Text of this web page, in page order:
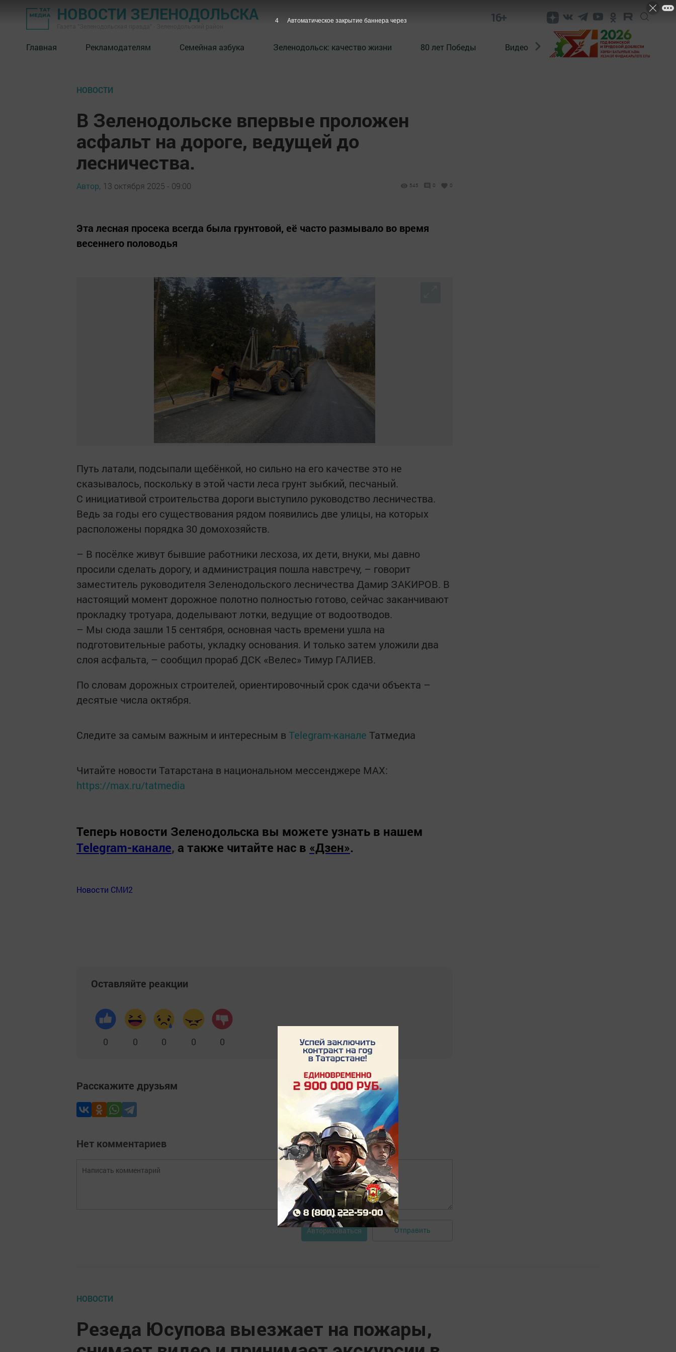
НОВОСТИ ЗЕЛЕНОДОЛЬСКА 16+
Главная Рекламодателям Семейная азбука ⁠Зеленодольск: качество жизни 80 лет Победы Видео Конкурсы ЭтноДети
НОВОСТИ
В Зеленодольске впервые проложен
асфальт на дороге, ведущей до
лесничества.
Автор, 13 октября 2025 - 09:00 545 0 0
Эта лесная просека всегда была грунтовой, её часто размывало во время
весеннего половодья
Путь латали, подсыпали щебёнкой, но сильно на его качестве это не
сказывалось, поскольку в этой части леса грунт зыбкий, песчаный.
С инициативой строительства дороги выступило руководство лесничества.
Ведь за годы его существования рядом появились две улицы, на которых
расположены порядка 30 домохозяйств.
– В посёлке живут бывшие работники лесхоза, их дети, внуки, мы давно
просили сделать дорогу, и администрация пошла навстречу, – говорит
заместитель руководителя Зеленодольского лесничества Дамир ЗАКИРОВ. В
настоящий момент дорожное полотно полностью готово, сейчас заканчивают
прокладку тротуара, доделывают лотки, ведущие от водоотводов.
– Мы сюда зашли 15 сентября, основная часть времени ушла на
подготовительные работы, укладку основания. И только затем уложили два
слоя асфальта, – сообщил прораб ДСК «Велес» Тимур ГАЛИЕВ.
По словам дорожных строителей, ориентировочный срок сдачи объекта –
десятые числа октября.
Следите за самым важным и интересным в Telegram-канале Татмедиа
Читайте новости Татарстана в национальном мессенджере MАХ:
https://max.ru/tatmedia
Теперь новости Зеленодольска вы можете узнать в нашем
Telegram-канале, а также читайте нас в «Дзен».
Новости СМИ2
Оставляйте реакции
0 0 0 0 0
Расскажите друзьям
Нет комментариев
Авторизоваться Отправить
НОВОСТИ
Резеда Юсупова выезжает на пожары,
3 Автоматическое закрытие баннера через